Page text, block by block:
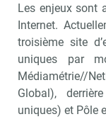
Les enjeux sont
Internet.
troisième site
uniques par
Médiamétrie//
Global),
uniques) et Pôle